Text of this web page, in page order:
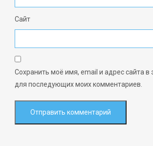
Сайт
Сохранить моё имя, email и адрес сайта в
для последующих моих комментариев.